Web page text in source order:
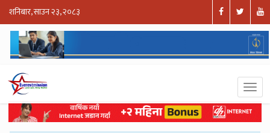
शनिबार, साउन २३, २०८३